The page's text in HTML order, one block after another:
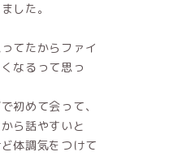
した。
てたからファイ
なるって思っ
初めて会って、
ら話やすいと
体調気をつけて